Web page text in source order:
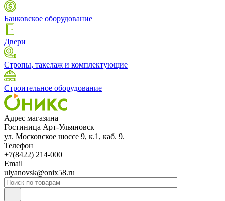
Банковское оборудование
Двери
Стропы, такелаж и комплектующие
Строительное оборудование
Адрес магазина
Гостиница Арт-Ульяновск
ул. Московское шоссе 9, к.1, каб. 9.
Телефон
+7(8422) 214-000
Email
ulyanovsk@onix58.ru